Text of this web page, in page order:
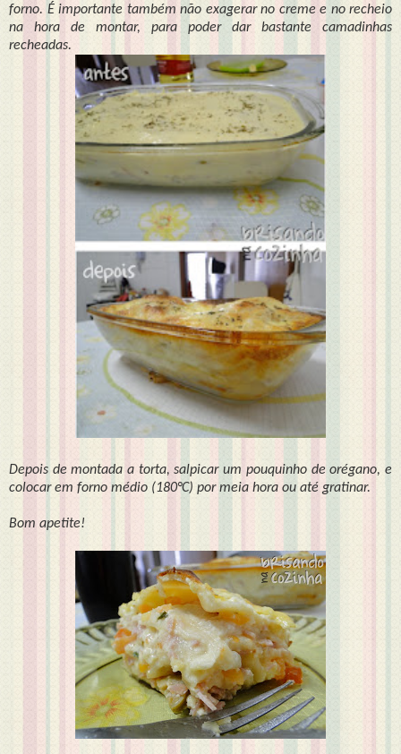
forno. É importante também não exagerar no creme e no recheio
na hora de montar, para poder dar bastante camadinhas
recheadas.
Depois de montada a torta, salpicar um pouquinho de orégano, e
colocar em forno médio (180°C) por meia hora ou até gratinar.
Bom apetite!